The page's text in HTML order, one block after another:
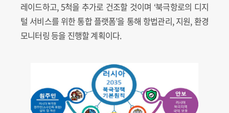
레이드하고, 5척을 추가로 건조할 것이며 ‘북극항로의 디지
털 서비스를 위한 통합 플랫폼’을 통해 항법관리, 지원, 환경
모니터링 등을 진행할 계획이다.